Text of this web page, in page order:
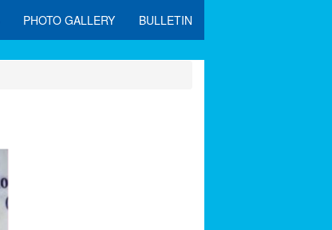
PHOTO GALLERY BULLETIN